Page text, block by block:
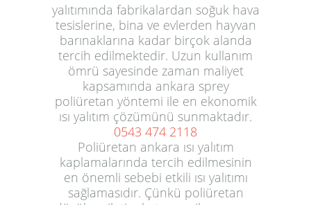
yalıtımında fabrikalardan soğuk hava
tesislerine, bina ve evlerden hayvan
barınaklarına kadar birçok alanda
tercih edilmektedir. Uzun kullanım
ömrü sayesinde zaman maliyet
kapsamında ankara sprey
poliüretan yöntemi ile en ekonomik
ısı yalıtım çözümünü sunmaktadır.
0543 474 2118
Poliüretan ankara ısı yalıtım
kaplamalarında tercih edilmesinin
en önemli sebebi etkili ısı yalıtımı
sağlamasıdır. Çünkü poliüretan